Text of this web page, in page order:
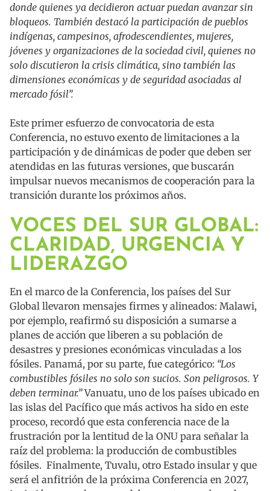
donde quienes ya decidieron actuar puedan avanzar sin
bloqueos. También destacó la participación de pueblos
indígenas, campesinos, afrodescendientes, mujeres,
jóvenes y organizaciones de la sociedad civil, quienes no
solo discutieron la crisis climática, sino también las
dimensiones económicas y de seguridad asociadas al
mercado fósil”.
Este primer esfuerzo de convocatoria de esta
Conferencia, no estuvo exento de limitaciones a la
participación y de dinámicas de poder que deben ser
atendidas en las futuras versiones, que buscarán
impulsar nuevos mecanismos de cooperación para la
transición durante los próximos años.
VOCES DEL SUR GLOBAL:
CLARIDAD, URGENCIA Y
LIDERAZGO
En el marco de la Conferencia, los países del Sur
Global llevaron mensajes firmes y alineados: Malawi,
por ejemplo, reafirmó su disposición a sumarse a
planes de acción que liberen a su población de
desastres y presiones económicas vinculadas a los
fósiles. Panamá, por su parte, fue categórico: “Los
combustibles fósiles no solo son sucios. Son peligrosos. Y
deben terminar.”Vanuatu, uno de los países ubicado en
las islas del Pacífico que más activos ha sido en este
proceso, recordó que esta conferencia nace de la
frustración por la lentitud de la ONU para señalar la
raíz del problema: la producción de combustibles
fósiles. Finalmente, Tuvalu, otro Estado insular y que
será el anfitrión de la próxima Conferencia en 2027,